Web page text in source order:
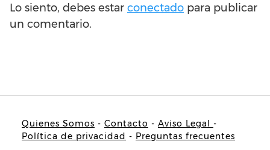
Lo siento, debes estar conectado para publicar
un comentario.
Quienes Somos - Contacto - Aviso Legal -
Política de privacidad - Preguntas frecuentes